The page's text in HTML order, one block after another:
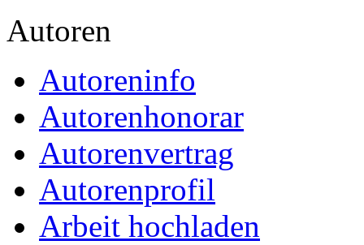
Autoren
Autoreninfo
Autorenhonorar
Autorenvertrag
Autorenprofil
Arbeit hochladen